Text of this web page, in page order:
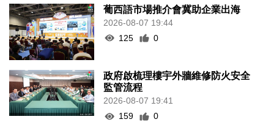
葡西語市場推介會冀助企業出海
2026-08-07 19:44
125
0
政府啟梳理樓宇外牆維修防火安全
監管流程
2026-08-07 19:41
159
0